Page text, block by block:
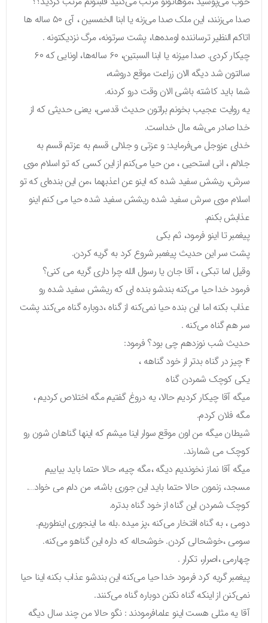
صدا می‌زنند، این ملک صدا می‌زنه یا ابنا الخمسین ، آی ۵۰ ساله ها
اتاکم النظیر ترساننده اومده‌ها، پشت سرتونه، مرگ نزدیکتونه .
چیکار کردی. صدا میزنه یا ابنا السبتین، ۶۰ ساله‌ها، اونایی که ۶۰
سالتون شد دیگه الان زراعت موقع دروشه،
شما باید کاشته باشی الان وقت درو کردنه.
یه روایت عجیب بخونم براتون حدیث قدسی، یعنی حدیثی که از
خدا صادر می‌شه مال خداست.
خدای عزوجل می‌فرماید: و عزتی و جلالی قسم به عزتم قسم به
جلالم ، انی استحیی ، من حیا می‌کنم از این کسی که تو اسلام موی
سرش، ریشش سفید شده که اینو عن اعذبهما ،من این بنده‌ای که تو
اسلام موی سرش سفید شده ریشش سفید شده حیا می کنم اینو
عذابش بکنم.
پیغمبر تا اینو فرمود، ثم بکی
پشت سر این حدیث پیغمبر شروع کرد به گریه کردن.
وقیل لما تبکی ، آقا جان یا رسول الله چرا داری گریه می کنی؟
فرمود خدا حیا می‌کنه بندشو بنده ای که ریشش سفید شده رو
عذاب بکنه اما این بنده حیا نمی‌کنه از گناه ،دوباره گناه می‌کند پشت
سر هم گناه می‌کنه .
حدیث شب نوزدهم چی بود؟ فرمود:
یکی کوچک شمردن گناه
میگه آقا چیکار کردیم حالا، یه دروغ گفتیم مگه اختلاص کردیم ،
مگه فلان کردم.
شیطان میگه من اون موقع سوار اینا میشم که اینها گناهان شون رو
کوچک می شمارند.
میگه آقا نماز نخوندیم دیگه ،مگه چیه، حالا حتما باید بیاییم
مسجد، زنمون حالا حتما باید این جوری باشه، من دلم می خواد….
کوچک شمردن این گناه از خود گناه بدتره.
دومی ، به گناه افتخار می‌کنه ،پز میده .بله ما اینجوری اینطوریم.
سومی ،خوشحالی کردن. خوشحاله که داره این گناهو می‌کنه.
چهارمی ،اصرار، تکرار .
پیغمبر گریه کرد فرمود خدا حیا می‌کنه این بندشو عذاب بکنه اینا حیا
نمی‌کنن از اینکه گناه نکنن دوباره گناه می‌کنند.
آقا یه مثلی هست اینو علمافرمودند : نگو حالا من چند سال دیگه